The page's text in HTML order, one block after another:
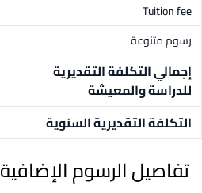
Tuition fee
رسوم متنوعة
إجمالي التكلفة التقديرية
للدراسة والمعيشة
التكلفة التقديرية السنوية
تفاصيل الرسوم الإضافية